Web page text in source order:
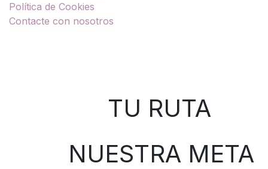
Política de Cookies
Contacte con nosotros
TU RUTA
NUESTRA META